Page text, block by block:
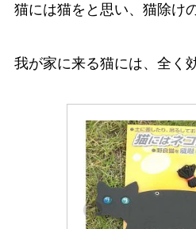
猫には猫をと思い、猫除け
我が家に来る猫には、全く